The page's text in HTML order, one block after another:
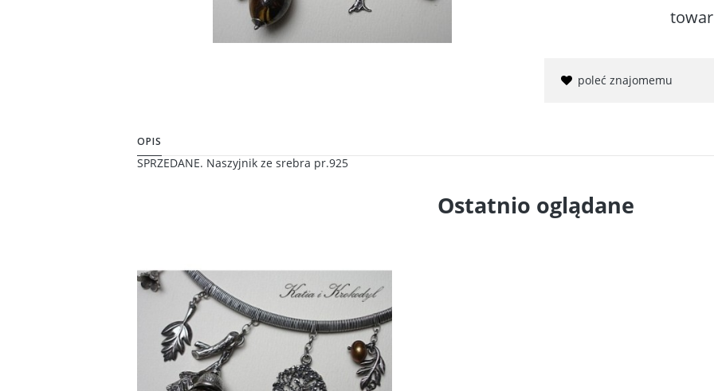
poleć znajomemu
OPIS
SPRZEDANE. Naszyjnik ze srebra pr.925
Ostatnio oglądane